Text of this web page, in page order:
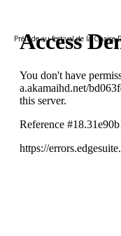
Prélude au festival de la Chaise